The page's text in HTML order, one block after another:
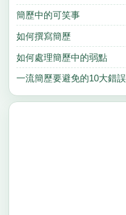
簡歷中的可笑事
如何撰寫簡歷
如何處理簡歷中的弱點
一流簡歷要避免的10大錯誤